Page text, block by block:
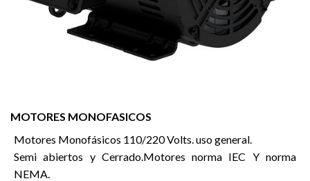
MOTORES MONOFASICOS
Motores Monofásicos 110/220 Volts. uso general.
Semi abiertos y Cerrado.Motores norma IEC Y norma
NEMA.